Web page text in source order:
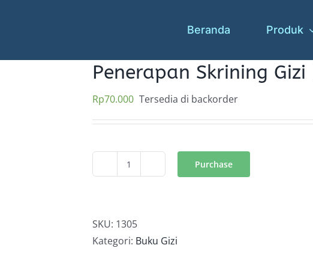
Beranda Produk
Penerapan Skrining
Rp70.000 Tersedia di backorder
Kuantitas
Gizi
Di
Purchase
SKU: 1305
Kategori: Buku Gizi